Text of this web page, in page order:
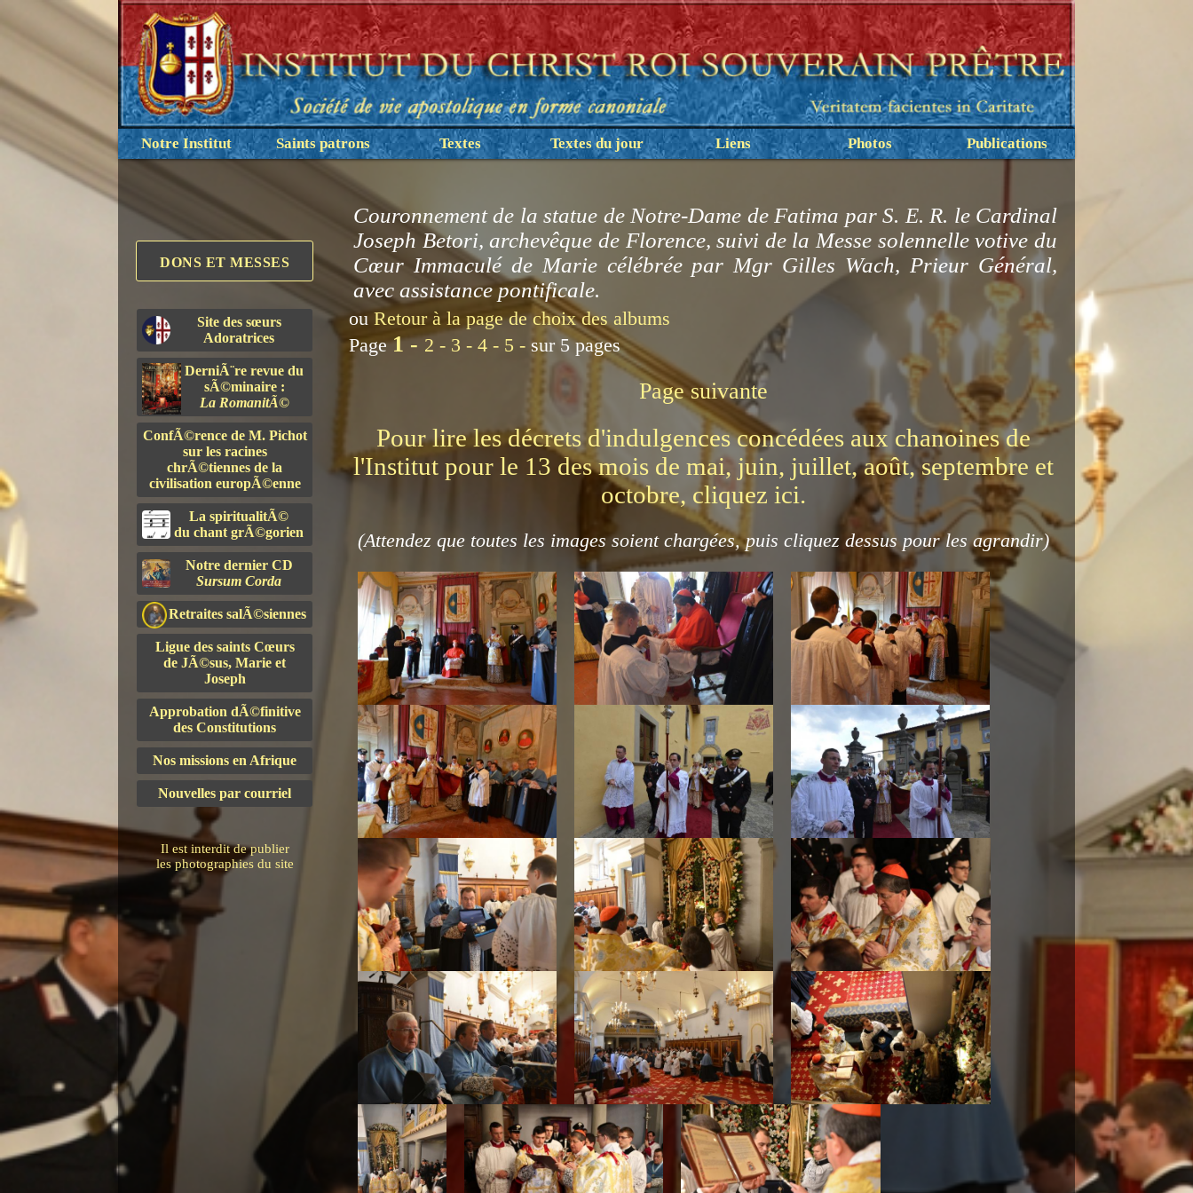
Notre Institut Saints patrons Textes Textes du jour Liens Photos Publications
DONS ET MESSES
Site des sœurs
Adoratrices
DerniÃ¨re revue du
sÃ©minaire :
La RomanitÃ©
ConfÃ©rence de M. Pichot
sur les racines
chrÃ©tiennes de la
civilisation europÃ©enne
La spiritualitÃ©
du chant grÃ©gorien
Notre dernier CD
Sursum Corda
Retraites salÃ©siennes
Ligue des saints Cœurs
de JÃ©sus, Marie et
Joseph
Approbation dÃ©finitive
des Constitutions
Nos missions en Afrique
Nouvelles par courriel
Il est interdit de publier
les photographies du site
Couronnement de la statue de Notre-Dame de Fatima par S. E. R. le Cardinal
Joseph Betori, archevêque de Florence, suivi de la Messe solennelle votive du
Cœur Immaculé de Marie célébrée par Mgr Gilles Wach, Prieur Général,
avec assistance pontificale.
ou Retour à la page de choix des albums
Page1 -2 - 3 - 4 - 5 - sur 5 pages
Page suivante
Pour lire les décrets d'indulgences concédées aux chanoines de
l'Institut pour le 13 des mois de mai, juin, juillet, août, septembre et
octobre, cliquez ici.
(Attendez que toutes les images soient chargées, puis cliquez dessus pour les agrandir)